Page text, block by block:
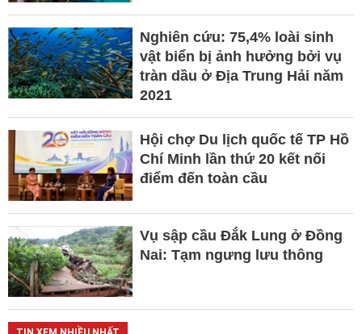
Nghiên cứu: 75,4% loài sinh
vật biển bị ảnh hưởng bởi vụ
tràn dầu ở Địa Trung Hải năm
2021
Hội chợ Du lịch quốc tế TP Hồ
Chí Minh lần thứ 20 kết nối
điểm đến toàn cầu
Vụ sập cầu Đắk Lung ở Đồng
Nai: Tạm ngưng lưu thông